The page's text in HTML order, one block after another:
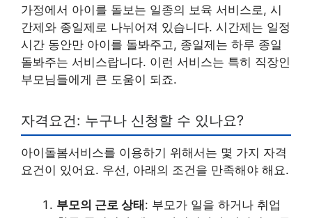
가정에서 아이를 돌보는 일종의 보육 서비스로, 시
간제와 종일제로 나뉘어져 있습니다. 시간제는 일정
시간 동안만 아이를 돌봐주고, 종일제는 하루 종일
돌봐주는 서비스랍니다. 이런 서비스는 특히 직장인
부모님들에게 큰 도움이 되죠.
자격요건: 누구나 신청할 수 있나요?
아이돌봄서비스를 이용하기 위해서는 몇 가지 자격
요건이 있어요. 우선, 아래의 조건을 만족해야 해요.
부모의 근로 상태 : 부모가 일을 하거나 취업